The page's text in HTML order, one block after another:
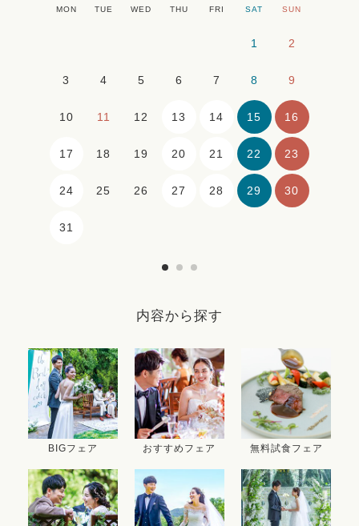
MON TUE WED THU FRI SAT SUN
1 2
3 4 5 6 7 8 9
10 11 12 13 14 15 16
17 18 19 20 21 22 23
24 25 26 27 28 29 30
31
内容から探す
BIGフェア おすすめフェア 無料試食フェア